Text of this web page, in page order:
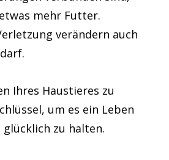
mehr Futter.
verändern auch
Ihres Haustieres zu
um es ein Leben
glücklich zu halten.